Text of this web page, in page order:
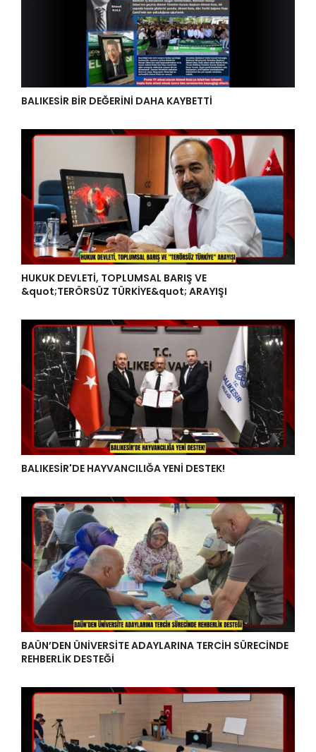
BALIKESİR BİR DEĞERİNİ DAHA KAYBETTİ
HUKUK DEVLETİ, TOPLUMSAL BARIŞ VE
&quot;TERÖRSÜZ TÜRKİYE&quot; ARAYIŞI
BALIKESİR'DE HAYVANCILIĞA YENİ DESTEK!
BAÜN’DEN ÜNİVERSİTE ADAYLARINA TERCİH SÜRECİNDE
REHBERLİK DESTEĞİ